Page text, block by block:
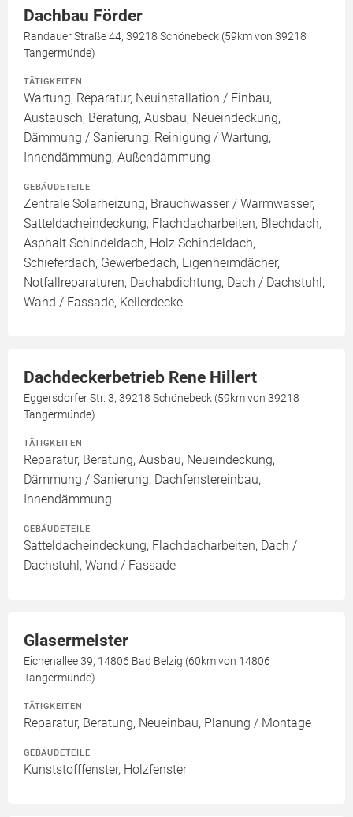
Dachbau Förder
Randauer Straße 44, 39218 Schönebeck (59km von 39218
Tangermünde)
TÄTIGKEITEN
Wartung, Reparatur, Neuinstallation / Einbau,
Austausch, Beratung, Ausbau, Neueindeckung,
Dämmung / Sanierung, Reinigung / Wartung,
Innendämmung, Außendämmung
GEBÄUDETEILE
Zentrale Solarheizung, Brauchwasser / Warmwasser,
Satteldacheindeckung, Flachdacharbeiten, Blechdach,
Asphalt Schindeldach, Holz Schindeldach,
Schieferdach, Gewerbedach, Eigenheimdächer,
Notfallreparaturen, Dachabdichtung, Dach / Dachstuhl,
Wand / Fassade, Kellerdecke
Dachdeckerbetrieb Rene Hillert
Eggersdorfer Str. 3, 39218 Schönebeck (59km von 39218
Tangermünde)
TÄTIGKEITEN
Reparatur, Beratung, Ausbau, Neueindeckung,
Dämmung / Sanierung, Dachfenstereinbau,
Innendämmung
GEBÄUDETEILE
Satteldacheindeckung, Flachdacharbeiten, Dach /
Dachstuhl, Wand / Fassade
Glasermeister
Eichenallee 39, 14806 Bad Belzig (60km von 14806
Tangermünde)
TÄTIGKEITEN
Reparatur, Beratung, Neueinbau, Planung / Montage
GEBÄUDETEILE
Kunststofffenster, Holzfenster